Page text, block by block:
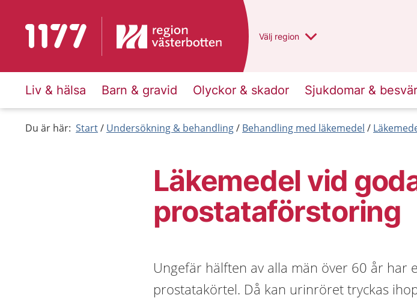
Till startsidan för 1177 Du har valt region
Välj en annan
region
Liv & hälsa Barn & gravid Olyckor & skador Sjukdomar & besvär
Du är här: Start Undersökning & behandling Behandling med läkemedel
Läkemedel vid
prostataförstoring
Ungefär hälften av alla män över 60 år har
prostatakörtel. Då kan urinröret tryckas